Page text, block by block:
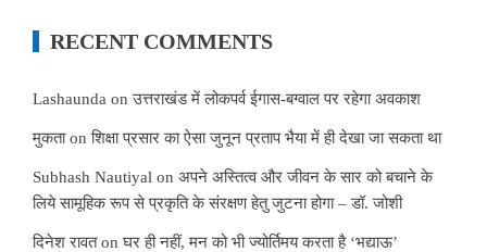
RECENT COMMENTS
Lashaunda onउत्तराखंड में लोकपर्व ईगास-बग्वाल पर रहेगा अवकाश
मुकताonशिक्षा प्रसार का ऐसा जुनून प्रताप भैया में ही देखा जा सकता था
Subhash Nautiyal on अपने अस्तित्व और जीवन के सार को बचाने के
लिये सामूहिक रूप से प्रकृति के संरक्षण हेतु जुटना होगा – डॉ. जोशी
दिनेश रावतonघर ही नहीं, मन को भी ज्योर्तिमय करता है ‘भद्याऊ’